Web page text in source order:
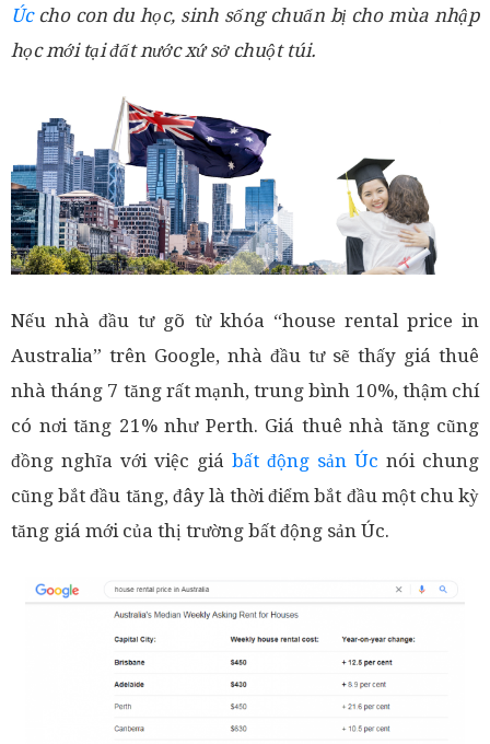
Úccho con du học, sinh sống chuẩn bị cho mùa nhập
học mới tại đất nước xứ sở chuột túi.
Nếu nhà đầu tư gõ từ khóa “house rental price in
Australia” trên Google, nhà đầu tư sẽ thấy giá thuê
nhà tháng 7 tăng rất mạnh, trung bình 10%, thậm chí
có nơi tăng 21% như Perth. Giá thuê nhà tăng cũng
đồng nghĩa với việc giá bất động sản Úc nói chung
cũng bắt đầu tăng, đây là thời điểm bắt đầu một chu kỳ
tăng giá mới của thị trường bất động sản Úc.